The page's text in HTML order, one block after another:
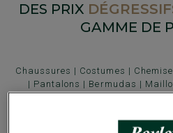
DES PRIX
GAMME DE
Chaussures | Costumes |
| Pantalons | Bermudas |
Cravates &